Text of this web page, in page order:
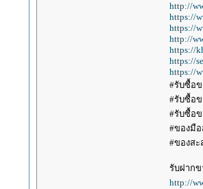
http://
https://
https://
http://
https://
https://
https://
#รับซื้อข
#รับซื้อ
#รับซื้อข
#ของมือ
#ของสะ
รับฝากข
http://